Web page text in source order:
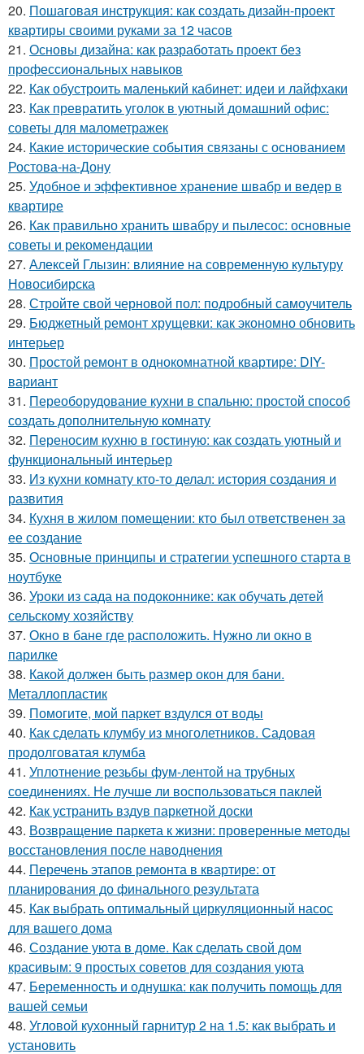
20. Пошаговая инструкция: как создать дизайн-проект
квартиры своими руками за 12 часов
21. Основы дизайна: как разработать проект без
профессиональных навыков
22. Как обустроить маленький кабинет: идеи и лайфхаки
23. Как превратить уголок в уютный домашний офис:
советы для малометражек
24. Какие исторические события связаны с основанием
Ростова-на-Дону
25. Удобное и эффективное хранение швабр и ведер в
квартире
26. Как правильно хранить швабру и пылесос: основные
советы и рекомендации
27. Алексей Глызин: влияние на современную культуру
Новосибирска
28. Стройте свой черновой пол: подробный самоучитель
29. Бюджетный ремонт хрущевки: как экономно обновить
интерьер
30. Простой ремонт в однокомнатной квартире: DIY-
вариант
31. Переоборудование кухни в спальню: простой способ
создать дополнительную комнату
32. Переносим кухню в гостиную: как создать уютный и
функциональный интерьер
33. Из кухни комнату кто-то делал: история создания и
развития
34. Кухня в жилом помещении: кто был ответственен за
ее создание
35. Основные принципы и стратегии успешного старта в
ноутбуке
36. Уроки из сада на подоконнике: как обучать детей
сельскому хозяйству
37. Окно в бане где расположить. Нужно ли окно в
парилке
38. Какой должен быть размер окон для бани.
Металлопластик
39. Помогите, мой паркет вздулся от воды
40. Как сделать клумбу из многолетников. Садовая
продолговатая клумба
41. Уплотнение резьбы фум-лентой на трубных
соединениях. Не лучше ли воспользоваться паклей
42. Как устранить вздув паркетной доски
43. Возвращение паркета к жизни: проверенные методы
восстановления после наводнения
44. Перечень этапов ремонта в квартире: от
планирования до финального результата
45. Как выбрать оптимальный циркуляционный насос
для вашего дома
46. Создание уюта в доме. Как сделать свой дом
красивым: 9 простых советов для создания уюта
47. Беременность и однушка: как получить помощь для
вашей семьи
48. Угловой кухонный гарнитур 2 на 1.5: как выбрать и
установить